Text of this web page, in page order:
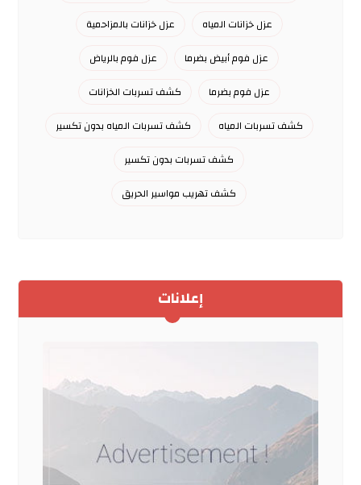
عزل خزانات المياه
عزل خزانات بالمزاحمية
عزل فوم أبيض بضرما
عزل فوم بالرياض
عزل فوم بضرما
كشف تسربات الخزانات
كشف تسربات المياه
كشف تسربات المياه بدون تكسير
كشف تسربات بدون تكسير
كشف تهريب مواسير الحريق
إعلانات